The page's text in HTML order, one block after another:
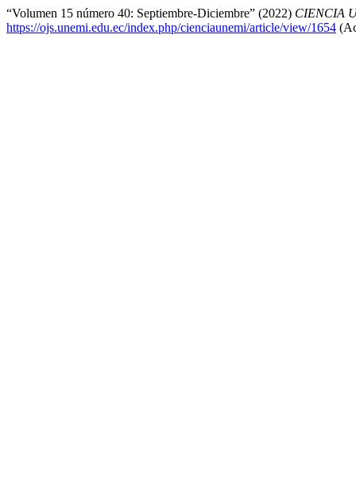
“Volumen 15 número 40: Septiembre-Diciembre” (2022) CIENCIA
https://ojs.unemi.edu.ec/index.php/cienciaunemi/article/view/1654